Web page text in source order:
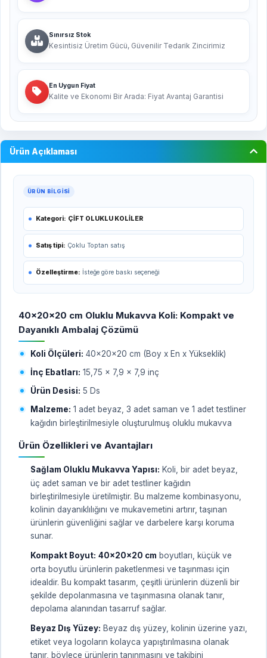
Sınırsız Stok
Kesintisiz Üretim Gücü, Güvenilir Tedarik Zincirimiz
En Uygun Fiyat
Kalite ve Ekonomi Bir Arada: Fiyat Avantaj Garantisi
Ürün Açıklaması
ÜRÜN BILGISI
Kategori: ÇİFT OLUKLU KOLİLER
Satış tipi: Çoklu Toptan satış
Özelleştirme: İsteğe göre baskı seçeneği
40x20x20 cm Oluklu Mukavva Koli: Kompakt ve
Dayanıklı Ambalaj Çözümü
Koli Ölçüleri: 40x20x20 cm (Boy x En x Yükseklik)
İnç Ebatları: 15,75 x 7,9 x 7,9 inç
Ürün Desisi: 5 Ds
Malzeme: 1 adet beyaz, 3 adet saman ve 1 adet testliner
kağıdın birleştirilmesiyle oluşturulmuş oluklu mukavva
Ürün Özellikleri ve Avantajları
Sağlam Oluklu Mukavva Yapısı: Koli, bir adet beyaz,
üç adet saman ve bir adet testliner kağıdın
birleştirilmesiyle üretilmiştir. Bu malzeme kombinasyonu,
kolinin dayanıklılığını ve mukavemetini artırır, taşınan
ürünlerin güvenliğini sağlar ve darbelere karşı koruma
sunar.
Kompakt Boyut: 40x20x20 cm boyutları, küçük ve
orta boyutlu ürünlerin paketlenmesi ve taşınması için
idealdir. Bu kompakt tasarım, çeşitli ürünlerin düzenli bir
şekilde depolanmasına ve taşınmasına olanak tanır,
depolama alanından tasarruf sağlar.
Beyaz Dış Yüzey: Beyaz dış yüzey, kolinin üzerine yazı,
etiket veya logoların kolayca yapıştırılmasına olanak
tanır, böylece ürünlerin tanınmasını ve takibini